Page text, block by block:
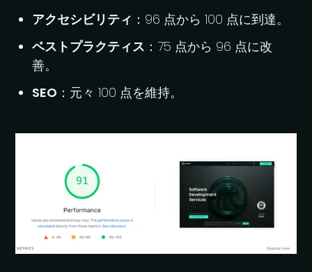
アクセシビリティ ：96 点から 100 点に到達。
ベストプラクティス ：75 点から 96 点に改
善。
SEO ：元々 100 点を維持。